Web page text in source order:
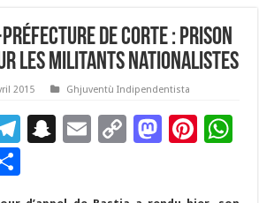
de Corte : prison
les militants nationalistes
2015 Ghjuventù Indipendentista
T
S
E
C
M Pi
ar